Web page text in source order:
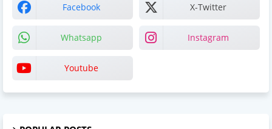
Facebook X-Twitter
Whatsapp Instagram
Youtube